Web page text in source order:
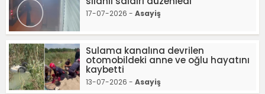
17-07-2026 - Asayiş
Sulama kanalına devrilen
otomobildeki anne ve oğlu hayatını
kaybetti
13-07-2026 - Asayiş